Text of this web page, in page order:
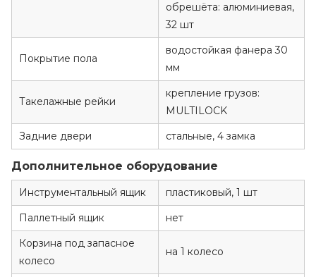
обрешёта: алюминиевая,
32 шт
Покрытие пола
водостойкая фанера 30
мм
Такелажные рейки
крепление грузов:
MULTILOCK
Задние двери
стальные, 4 замка
Дополнительное оборудование
Инструментальный ящик
пластиковый, 1 шт
Паллетный ящик
нет
Корзина под запасное
колесо
на 1 колесо